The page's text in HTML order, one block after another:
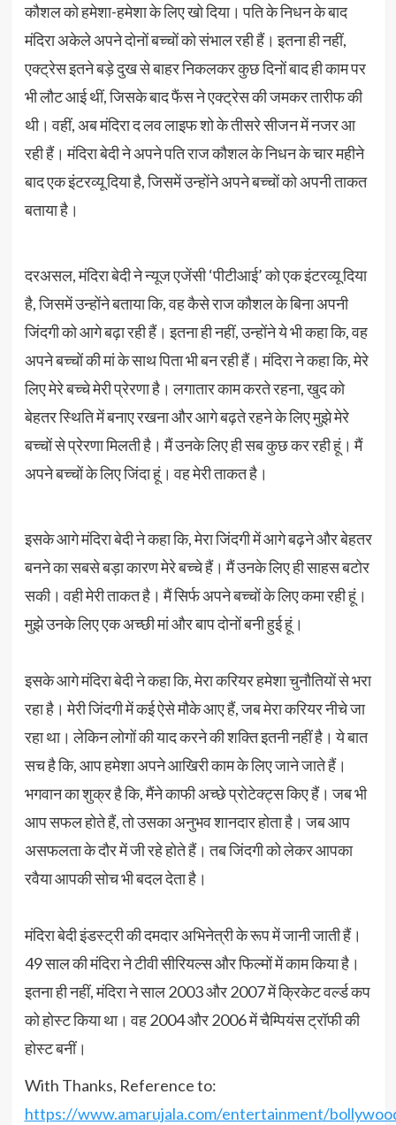
कौशल को हमेशा-हमेशा के लिए खो दिया। पति के निधन के बाद
मंदिरा अकेले अपने दोनों बच्चों को संभाल रही हैं। इतना ही नहीं,
एक्ट्रेस इतने बड़े दुख से बाहर निकलकर कुछ दिनों बाद ही काम पर
भी लौट आई थीं, जिसके बाद फैंस ने एक्ट्रेस की जमकर तारीफ की
थी। वहीं, अब मंदिरा द लव लाइफ शो के तीसरे सीजन में नजर आ
रही हैं। मंदिरा बेदी ने अपने पति राज कौशल के निधन के चार महीने
बाद एक इंटरव्यू दिया है, जिसमें उन्होंने अपने बच्चों को अपनी ताकत
बताया है।
दरअसल, मंदिरा बेदी ने न्यूज एजेंसी ‘पीटीआई’ को एक इंटरव्यू दिया
है, जिसमें उन्होंने बताया कि, वह कैसे राज कौशल के बिना अपनी
जिंदगी को आगे बढ़ा रही हैं। इतना ही नहीं, उन्होंने ये भी कहा कि, वह
अपने बच्चों की मां के साथ पिता भी बन रही हैं। मंदिरा ने कहा कि, मेरे
लिए मेरे बच्चे मेरी प्रेरणा है। लगातार काम करते रहना, खुद को
बेहतर स्थिति में बनाए रखना और आगे बढ़ते रहने के लिए मुझे मेरे
बच्चों से प्रेरणा मिलती है। मैं उनके लिए ही सब कुछ कर रही हूं। मैं
अपने बच्चों के लिए जिंदा हूं। वह मेरी ताकत है।
इसके आगे मंदिरा बेदी ने कहा कि, मेरा जिंदगी में आगे बढ़ने और बेहतर
बनने का सबसे बड़ा कारण मेरे बच्चे हैं। मैं उनके लिए ही साहस बटोर
सकी। वही मेरी ताकत है। मैं सिर्फ अपने बच्चों के लिए कमा रही हूं।
मुझे उनके लिए एक अच्छी मां और बाप दोनों बनी हुई हूं।
इसके आगे मंदिरा बेदी ने कहा कि, मेरा करियर हमेशा चुनौतियों से भरा
रहा है। मेरी जिंदगी में कई ऐसे मौके आए हैं, जब मेरा करियर नीचे जा
रहा था। लेकिन लोगों की याद करने की शक्ति इतनी नहीं है। ये बात
सच है कि, आप हमेशा अपने आखिरी काम के लिए जाने जाते हैं।
भगवान का शुक्र है कि, मैंने काफी अच्छे प्रोटेक्ट्स किए हैं। जब भी
आप सफल होते हैं, तो उसका अनुभव शानदार होता है। जब आप
असफलता के दौर में जी रहे होते हैं। तब जिंदगी को लेकर आपका
रवैया आपकी सोच भी बदल देता है।
मंदिरा बेदी इंडस्ट्री की दमदार अभिनेत्री के रूप में जानी जाती हैं।
49 साल की मंदिरा ने टीवी सीरियल्स और फिल्मों में काम किया है।
इतना ही नहीं, मंदिरा ने साल 2003 और 2007 में क्रिकेट वर्ल्ड कप
को होस्ट किया था। वह 2004 और 2006 में चैम्पियंस ट्रॉफी की
होस्ट बनीं।
With Thanks, Reference to:
https://www.amarujala.com/entertainment/